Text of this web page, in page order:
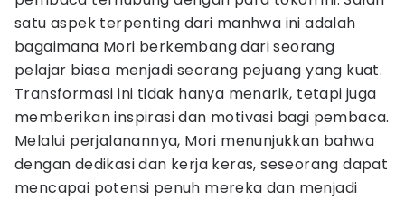
satu aspek terpenting dari manhwa ini adalah
bagaimana Mori berkembang dari seorang
pelajar biasa menjadi seorang pejuang yang kuat.
Transformasi ini tidak hanya menarik, tetapi juga
memberikan inspirasi dan motivasi bagi pembaca.
Melalui perjalanannya, Mori menunjukkan bahwa
dengan dedikasi dan kerja keras, seseorang dapat
mencapai potensi penuh mereka dan menjadi